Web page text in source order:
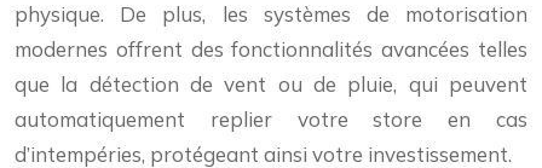
physique. De plus, les systèmes de motorisation
modernes offrent des fonctionnalités avancées telles
que la détection de vent ou de pluie, qui peuvent
automatiquement replier votre store en cas
d’intempéries, protégeant ainsi votre investissement.